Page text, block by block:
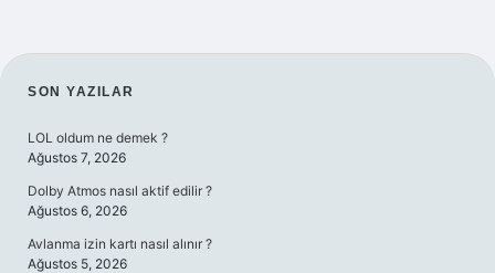
SIDEBAR
SON YAZILAR
LOL oldum ne demek ?
Ağustos 7, 2026
Dolby Atmos nasıl aktif edilir ?
Ağustos 6, 2026
Avlanma izin kartı nasıl alınır ?
Ağustos 5, 2026